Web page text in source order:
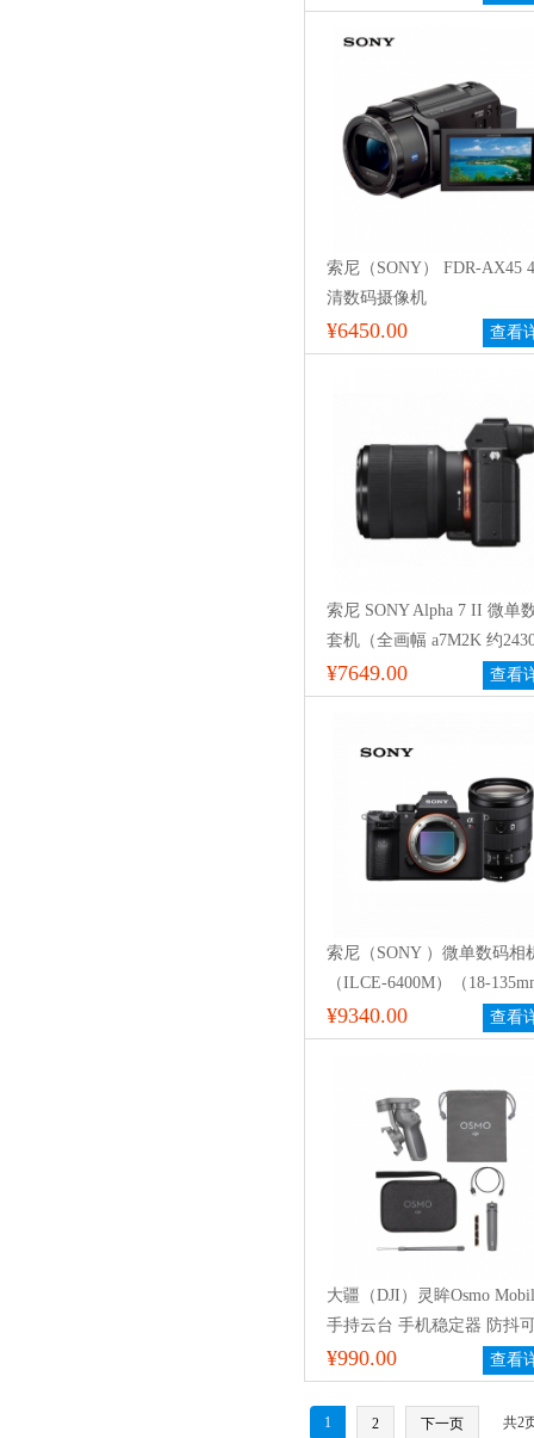
索尼（SONY） FDR-AX45
清数码摄像机
¥6450.00 查看
索尼 SONY Alpha 7 II 微单
套机（全画幅 a7M2K 约
有效像素 28-70mm镜头）
¥7649.00 查看
索尼（SONY ）微单数码相
（ILCE-6400M）（18-
头/相机包/64G SD卡）
¥9340.00 查看
大疆（DJI）灵眸Osmo
手持云台 手机稳定器 防抖
叠手持稳定器套装版（含延
线、补光灯、麦克风）
¥990.00 查看
1 2 下一页 共2